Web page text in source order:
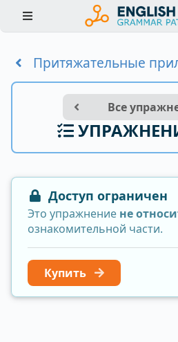
Притяжательные
Все
Доступ ограничен
Это упражнение не
ознакомительной части.
Купить